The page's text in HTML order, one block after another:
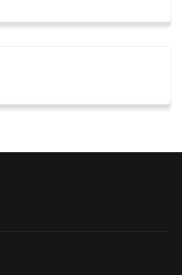
kira kira gimana ya